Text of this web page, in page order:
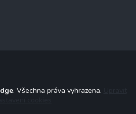
. Všechna práva vyhrazena.